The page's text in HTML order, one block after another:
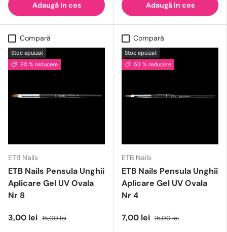
Adaugă in cos Adaugă in cos
Compară
Stoc epuizat
80 % reducere
ETB Nails
ETB Nails Pensula Unghii
Aplicare Gel UV Ovala
Nr 8
3,00 lei 15,00 lei
Compară
Stoc epuizat
53 % reducere
ETB Nails
ETB Nails Pensula Unghii
Aplicare Gel UV Ovala
Nr 4
7,00 lei 15,00 lei